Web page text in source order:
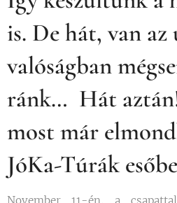
is. De hát, van az
valóságban
ránk… Hát
most már
JóKa-Túrák